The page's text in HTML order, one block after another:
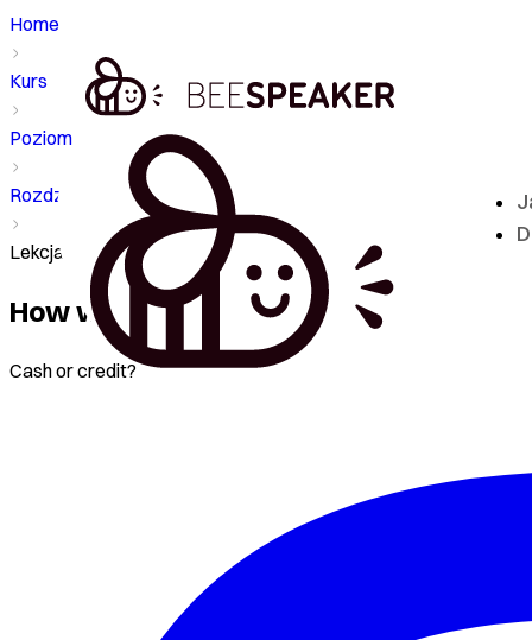
Home
Kurs
Poziom - S2
Rozdział
Lekcja - How would you like to pay?
How would you like to pay?
Cash or credit?